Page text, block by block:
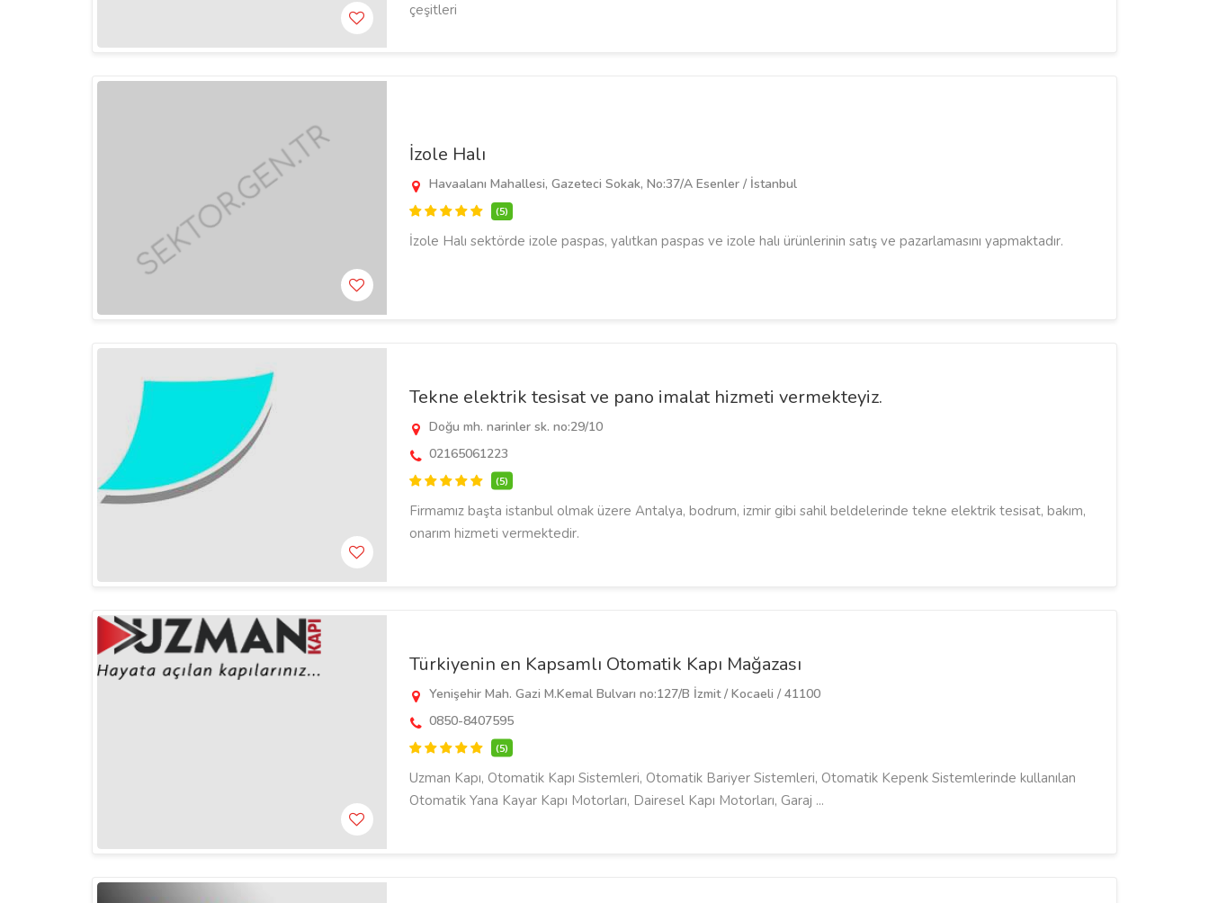
çeşitleri
İzole Halı
Havaalanı Mahallesi, Gazeteci Sokak, No:37/A Esenler / İstanbul
(5)
İzole Halı sektörde izole paspas, yalıtkan paspas ve izole halı ürünlerinin satış ve pazarlamasını yapmaktadır.
Tekne elektrik tesisat ve pano imalat hizmeti vermekteyiz.
Doğu mh. narinler sk. no:29/10
02165061223
(5)
Firmamız başta istanbul olmak üzere Antalya, bodrum, izmir gibi sahil beldelerinde tekne elektrik tesisat, bakım,
onarım hizmeti vermektedir.
Türkiyenin en Kapsamlı Otomatik Kapı Mağazası
Yenişehir Mah. Gazi M.Kemal Bulvarı no:127/B İzmit / Kocaeli / 41100
0850-8407595
(5)
Uzman Kapı, Otomatik Kapı Sistemleri, Otomatik Bariyer Sistemleri, Otomatik Kepenk Sistemlerinde kullanılan
Otomatik Yana Kayar Kapı Motorları, Dairesel Kapı Motorları, Garaj ...